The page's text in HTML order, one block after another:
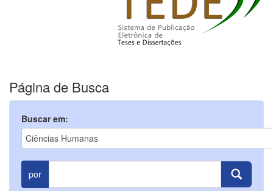
Página de Busca
Buscar em:
por